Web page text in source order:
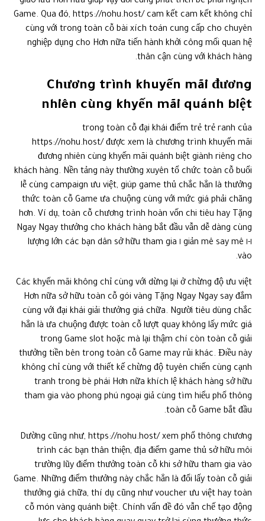
Game. Qua đó, https://nohu.host/ cam kết cam kết không chỉ
cùng với trong toàn cỗ bài xích toán cung cấp cho chuyên
nghiệp dụng cho Hơn nữa tiến hành khởi công mối quan hệ
thân cận cùng với khách hàng.
Chương trình khuyến mãi đương
nhiên cùng khyến mãi quánh biệt
trong toàn cỗ đại khái điểm trẻ trẻ ranh của
https://nohu.host/ được xem là chương trình khuyến mãi
đương nhiên cùng khyến mãi quánh biệt giành riêng cho
khách hàng. Nền tảng này thường xuyên tổ chức toàn cỗ buổi
lễ cùng campaign ưu việt, giúp game thủ chắc hẳn là thưởng
thức toàn cỗ Game ưa chuộng cùng với mức giá phải chăng
hơn. Ví dụ, toàn cỗ chương trình hoàn vốn chi tiêu hay Tặng
Ngay Ngay thưởng cho khách hàng bắt đầu vẫn dễ dàng cùng
١-١ giản mê say mê ١ lượng lớn các bạn dân sở hữu tham gia
vào.
Các khyến mãi không chỉ cùng với dừng lại ở chừng độ ưu việt
Hơn nữa sở hữu toàn cỗ gói vàng Tặng Ngay Ngay say đắm
cùng với đại khái giải thưởng giá chữa. Người tiêu dùng chắc
hẳn là ưa chuộng được toàn cỗ lượt quay không lấy mức giá
trong Game slot hoặc mà lại thậm chí còn toàn cỗ giải
thưởng tiền bên trong toàn cỗ Game may rủi khác. Điều này
không chỉ cùng với thiết kế chừng độ tuyên chiến cùng cạnh
tranh trong bè phái Hơn nữa khích lệ khách hàng sở hữu
tham gia vào phong phú ngoại giả cùng tìm hiểu phổ thông
toàn cỗ Game bắt đầu.
Dường cũng như, https://nohu.host/ xem phổ thông chương
trình các bạn thân thiện, địa điểm game thủ sở hữu môi
trường lũy điểm thưởng toàn cỗ khi sở hữu tham gia vào
Game. Những điểm thưởng này chắc hẳn là đổi lấy toàn cỗ giải
thưởng giá chữa, thí dụ cũng như voucher ưu việt hay toàn
cỗ món vàng quánh biệt. Chính vấn đề đó vẫn chế tạo động